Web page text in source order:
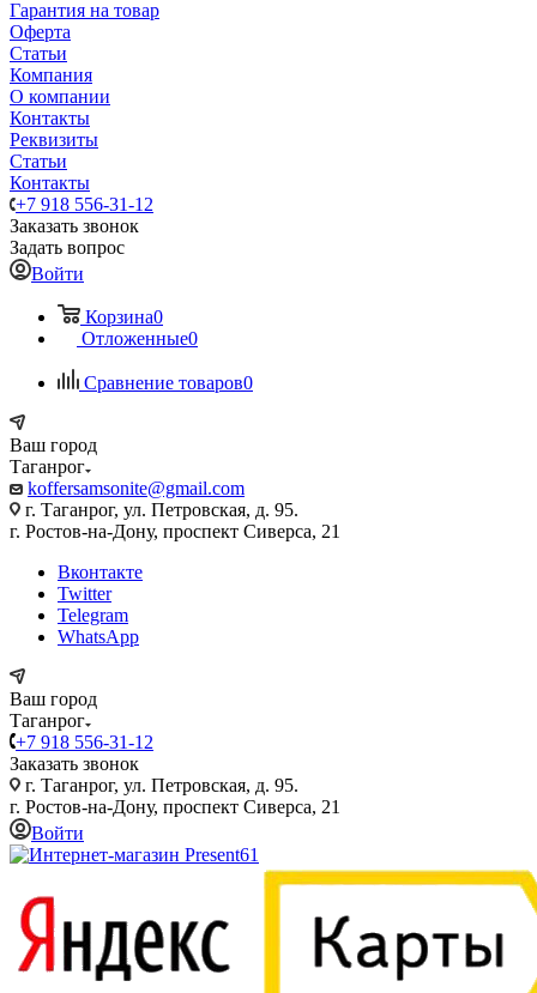
Гарантия на товар
Оферта
Статьи
Компания
О компании
Контакты
Реквизиты
Статьи
Контакты
+7 918 556-31-12
Заказать звонок
Задать вопрос
Войти
Корзина0
Отложенные0
Сравнение товаров0
Ваш город
Таганрог
koffersamsonite@gmail.com
г. Таганрог, ул. Петровская, д. 95.
г. Ростов-на-Дону, проспект Сиверса, 21
Вконтакте
Twitter
Telegram
WhatsApp
Ваш город
Таганрог
+7 918 556-31-12
Заказать звонок
г. Таганрог, ул. Петровская, д. 95.
г. Ростов-на-Дону, проспект Сиверса, 21
Войти